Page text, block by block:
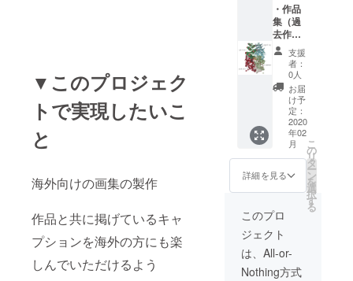
▼このプロジェク
トで実現したいこ
と
海外向けの画集の製作
作品と共に掲げているキャ
プションを海外の方にも楽
しんでいただけるよう
・作品
集（過
去作品
約４０
点掲
載 翻
訳語付
き（サ
イン付
き））
・限定
版Tシャ
ツ
（size:
M） ・
レセプ
ション
参加権
利 （会
場は福
岡市内
を計画
支援
者：
0人
お届
け予
定：
2020
年02
月
詳細を見る
こ
の
リ
タ
ー
ン
を
選
択
す
る
このプロ
ジェクト
は、All-or-
Nothing方式